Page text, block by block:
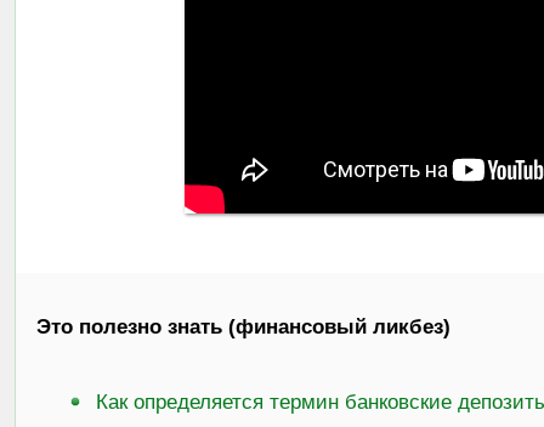
Это полезно знать (финансовый ликбез)
Как определяется термин банковские